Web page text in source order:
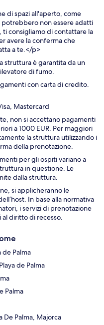
di spazi all'aperto, come
non essere adatti
consigliamo di contattare la
avere la conferma che
a te.</p>
struttura è garantita da un
di fumo.
con carta di credito.
Mastercard
non si accettano pagamenti
a 1000 EUR. Per maggiori
la struttura utilizzando i
della prenotazione.
per gli ospiti variano a
in questione. Le
dalla struttura.
si applicheranno le
In base alla normativa
i servizi di prenotazione
diritto di recesso.
de Palma
de Palma
Palma
De Palma, Majorca